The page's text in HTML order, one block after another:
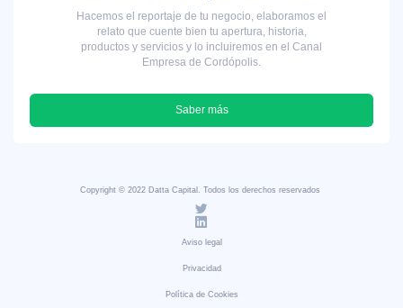
Hacemos el reportaje de tu negocio, elaboramos el
relato que cuente bien tu apertura, historia,
productos y servicios y lo incluiremos en el Canal
Empresa de Cordópolis.
Saber más
Copyright © 2022 Datta Capital. Todos los derechos reservados
Aviso legal
Privacidad
Política de Cookies